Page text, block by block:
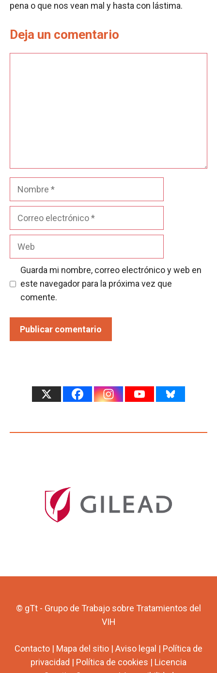
pena o que nos vean mal y hasta con lástima.
Deja un comentario
Nombre
Guarda mi nombre, correo electrónico y web en
este navegador para la próxima vez que
comente.
© gTt - Grupo de Trabajo sobre Tratamientos del
VIH
Contacto | Mapa del sitio | Aviso legal | Política de
privacidad | Política de cookies | Licencia